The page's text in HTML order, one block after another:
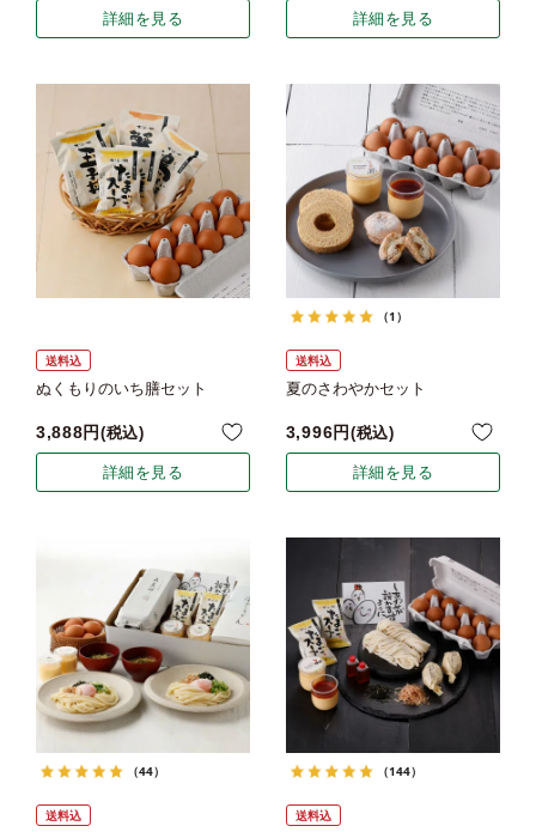
詳細を見る 詳細を見る
送料込
ぬくもりのいち膳セット
3,888 税込
詳細を見る
（1）
送料込
夏のさわやかセット
3,996 税込
詳細を見る
（44）
送料込
（144）
送料込